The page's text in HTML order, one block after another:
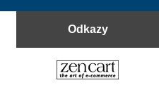
Odkazy